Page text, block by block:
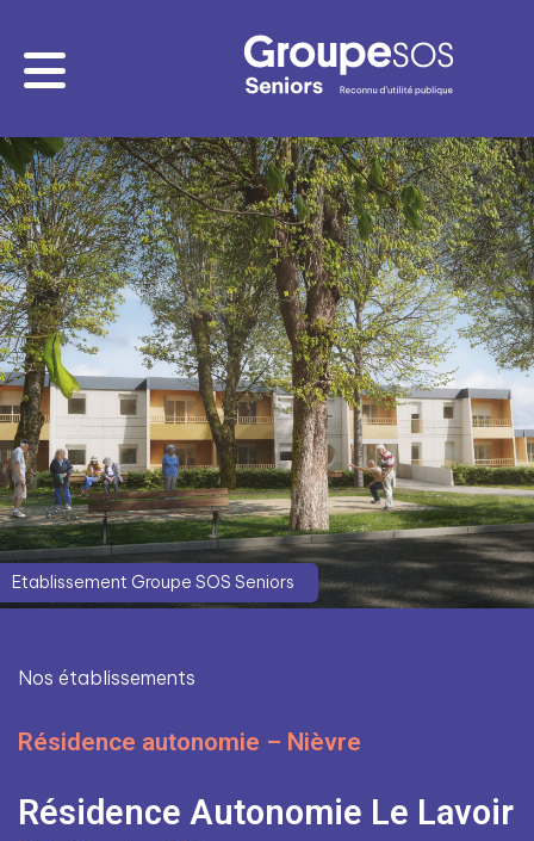
Nos établissements
Résidence autonomie – Nièvre
Résidence Autonomie Le Lavoir
Etablissement Groupe SOS Seniors